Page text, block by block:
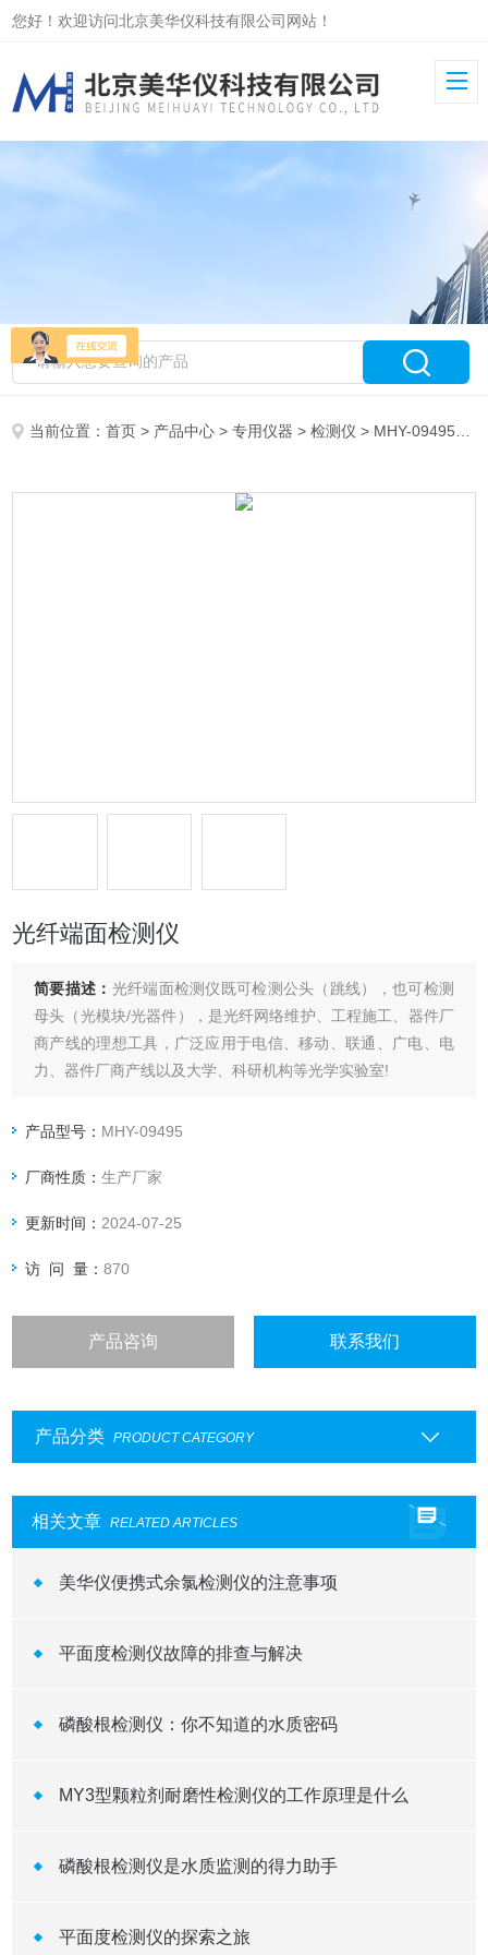
您好！欢迎访问北京美华仪科技有限公司网站！
当前位置：首页 > 产品中心 >专用仪器 >检测仪 > MHY-09495光纤端面检测仪
光纤端面检测仪
简要描述： 光纤端面检测仪既可检测公头（跳线），也可检测
母头（光模块/光器件），是光纤网络维护、工程施工、器件厂
商产线的理想工具，广泛应用于电信、移动、联通、广电、电
力、器件厂商产线以及大学、科研机构等光学实验室!
产品型号： MHY-09495
厂商性质：生产厂家
更新时间： 2024-07-25
访 问 量：870
产品咨询 联系我们
产品分类 PRODUCT CATEGORY
相关文章 RELATED ARTICLES
美华仪便携式余氯检测仪的注意事项
平面度检测仪故障的排查与解决
磷酸根检测仪：你不知道的水质密码
MY3型颗粒剂耐磨性检测仪的工作原理是什么
磷酸根检测仪是水质监测的得力助手
平面度检测仪的探索之旅